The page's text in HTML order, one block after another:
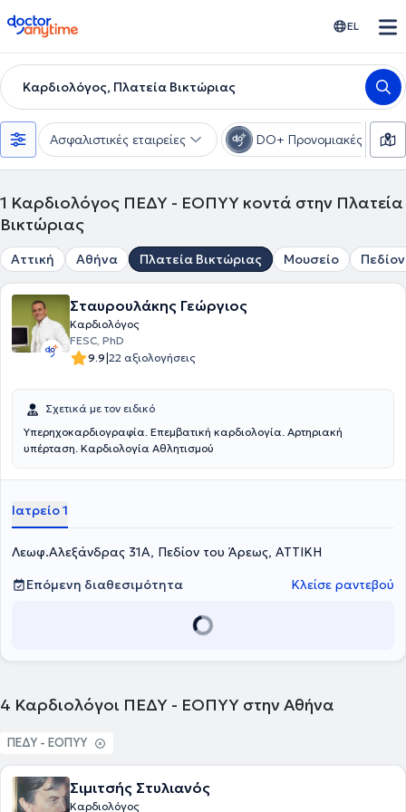
doctoranytime EL
Καρδιολόγος, Πλατεία Βικτώριας
Ασφαλιστικές εταιρείες DO+ Προνομιακές τιμές
1 Καρδιολόγος ΠΕΔΥ - ΕΟΠΥΥ κοντά στην Πλατεία
Βικτώριας
Αττική Αθήνα Πλατεία Βικτώριας Μουσείο
Σταυρουλάκης Γεώργιος
Καρδιολόγος
FESC, PhD
9.9|22 αξιολογήσεις
Σχετικά με τον ειδικό
Υπερηχοκαρδιογραφία. Επεμβατική καρδιολογία. Αρτηριακή
υπέρταση. Καρδιολογία Αθλητισμού
Ιατρείο 1
Λεωφ.Αλεξάνδρας 31Α, Πεδίον του Άρεως, ΑΤΤΙΚΗ
Επόμενη διαθεσιμότητα
Κλείσε ραντεβού
4 Καρδιολόγοι ΠΕΔΥ - ΕΟΠΥΥ στην Αθήνα
ΠΕΔΥ - ΕΟΠΥΥ
Σιμιτσής Στυλιανός
Καρδιολόγος